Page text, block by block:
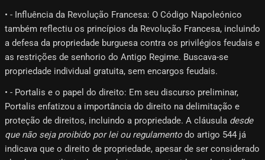
• - Influência da Revolução Francesa: O Código Napoleónico
também reflectiu os princípios da Revolução Francesa, incluindo
a defesa da propriedade burguesa contra os privilégios feudais e
as restrições de senhorio do Antigo Regime. Buscava-se
propriedade individual gratuita, sem encargos feudais.
• - Portalis e o papel do direito: Em seu discurso preliminar,
Portalis enfatizou a importância do direito na delimitação e
proteção de direitos, incluindo a propriedade. A cláusula desde
que não seja proibido por lei ou regulamento do artigo 544 já
indicava que o direito de propriedade, apesar de ser considerado